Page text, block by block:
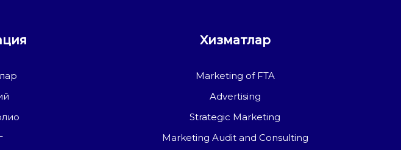
Хизматлар
Marketing of FTA
Advertising
Strategic Marketing
Marketing Audit and Consulting